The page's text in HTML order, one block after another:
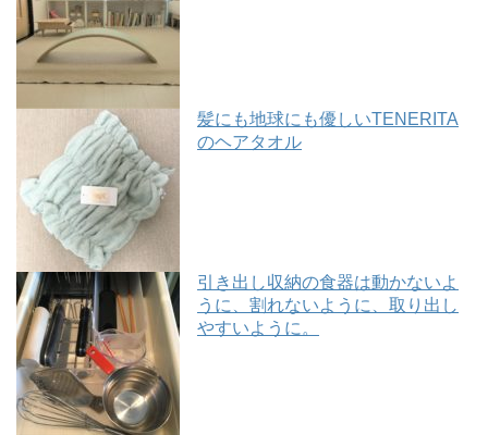
髪にも地球にも優しいTENERITA
のヘアタオル
引き出し収納の食器は動かないよ
うに、割れないように、取り出し
やすいように。